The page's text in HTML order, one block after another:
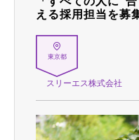
える採用担当を募
東京都
スリーエス株式会社